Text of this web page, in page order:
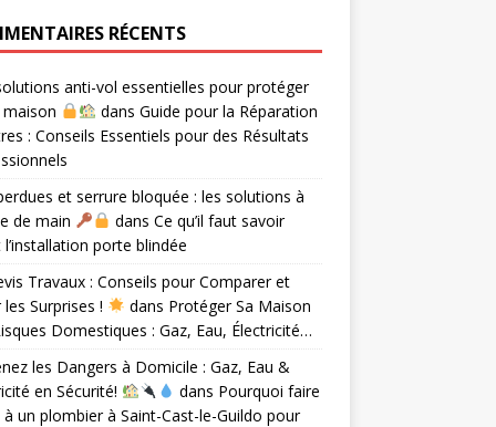
RÉCENTS
anti-vol essentielles pour protéger
dans Guide pour la Réparation
: Conseils Essentiels pour des Résultats
et serrure bloquée : les solutions à
de main
dans Ce qu’il faut savoir
porte blindée
Travaux : Conseils pour Comparer et
les Surprises !
dans Protéger Sa Maison
Domestiques : Gaz, Eau, Électricité…
les Dangers à Domicile : Gaz, Eau &
en Sécurité!
dans Pourquoi faire
à un plombier à Saint-Cast-le-Guildo pour